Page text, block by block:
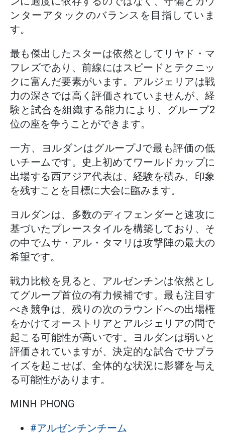
ンターアタックのバランスを目指していま
す。
最も傑出したスターは依然としてリヤド・マ
フレズであり、前線にはスピードとテクニッ
クに富んだ要素がいます。アルジェリアは戦
力の深さでは高く評価されていませんが、経
験と試合を組織する能力により、グループ2
位の座を争うことができます。
一方、ヨルダンはグループJで最も評価の低
いチームです。史上初めてワールドカップに
出場する西アジア代表は、経験を積み、印象
を残すことを目標に大会に臨みます。
ヨルダンは、多数のディフェンダーと速攻に
基づいたプレースタイルを構築しており、そ
の中でムサ・アル・タマリは攻撃陣の最大の
希望です。
戦力比較を見ると、アルゼンチンは依然とし
てグループ首位の有力候補です。最も注目す
べき競争は、残りの次のラウンドへの出場権
をかけてオーストリアとアルジェリアの間で
起こる可能性が高いです。ヨルダンは弱いと
評価されていますが、決定的な試合でサプラ
イズを起こせば、全体的な状況に影響を与え
る可能性があります。
MINH PHONG
#アルゼンチンチーム